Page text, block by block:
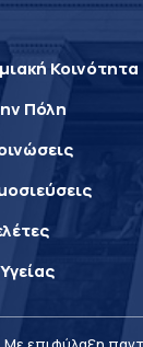
Κοινότητα
Πόλη